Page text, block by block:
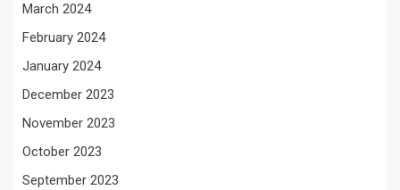
March 2024
February 2024
January 2024
December 2023
November 2023
October 2023
September 2023